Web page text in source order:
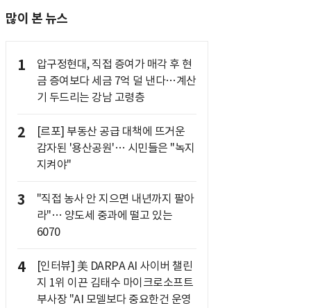
많이 본 뉴스
1
압구정현대, 직접 증여가 매각 후 현
금 증여보다 세금 7억 덜 낸다…계산
기 두드리는 강남 고령층
2
[르포] 부동산 공급 대책에 뜨거운
감자된 '용산공원'… 시민들은 "녹지
지켜야"
3
"직접 농사 안 지으면 내년까지 팔아
라"… 양도세 중과에 떨고 있는
6070
4
[인터뷰] 美 DARPA AI 사이버 챌린
지 1위 이끈 김태수 마이크로소프트
부사장 "AI 모델보다 중요한건 운영